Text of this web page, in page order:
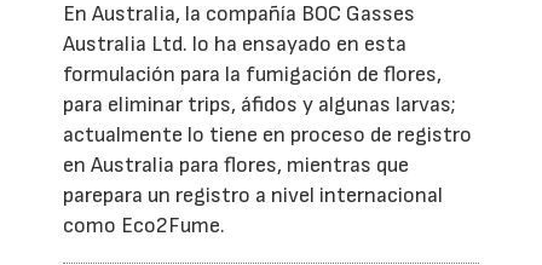
En Australia, la compañía BOC Gasses
Australia Ltd. lo ha ensayado en esta
formulación para la fumigación de flores,
para eliminar trips, áfidos y algunas larvas;
actualmente lo tiene en proceso de registro
en Australia para flores, mientras que
parepara un registro a nivel internacional
como Eco2Fume.